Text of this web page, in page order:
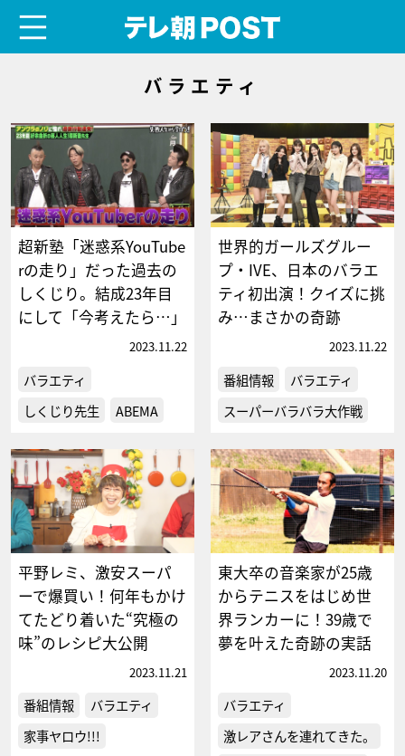
バラエティ
超新塾「迷惑系YouTube
rの走り」だった過去の
しくじり。結成23年目
にして「今考えたら…」
2023.11.22
バラエティ
しくじり先生
ABEMA
世界的ガールズグルー
プ・IVE、日本のバラエ
ティ初出演！クイズに挑
み…まさかの奇跡
2023.11.22
番組情報
バラエティ
スーパーバラバラ大作戦
平野レミ、激安スーパ
ーで爆買い！何年もかけ
てたどり着いた“究極の
味”のレシピ大公開
2023.11.21
番組情報
バラエティ
家事ヤロウ!!!
東大卒の音楽家が25歳
からテニスをはじめ世
界ランカーに！39歳で
夢を叶えた奇跡の実話
2023.11.20
バラエティ
激レアさんを連れてきた。